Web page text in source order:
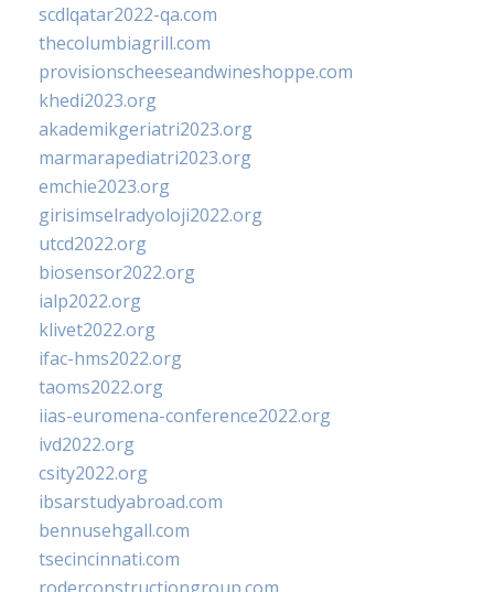
scdlqatar2022-qa.com
thecolumbiagrill.com
provisionscheeseandwineshoppe.com
khedi2023.org
akademikgeriatri2023.org
marmarapediatri2023.org
emchie2023.org
girisimselradyoloji2022.org
utcd2022.org
biosensor2022.org
ialp2022.org
klivet2022.org
ifac-hms2022.org
taoms2022.org
iias-euromena-conference2022.org
ivd2022.org
csity2022.org
ibsarstudyabroad.com
bennusehgall.com
tsecincinnati.com